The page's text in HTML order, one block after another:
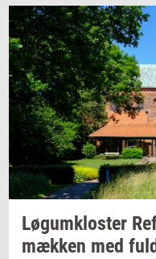
Løgum­klo­ster
mæk­ken med